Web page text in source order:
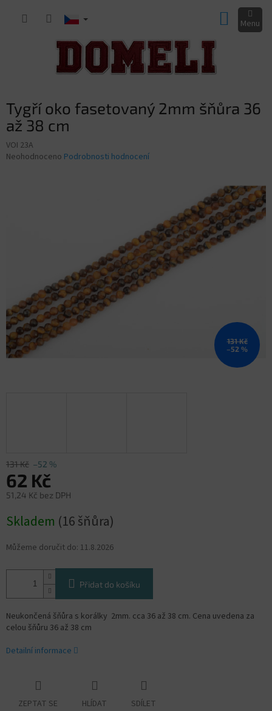
KOŠÍK
Tygří oko fasetovaný 2mm šňůra 36
až 38 cm
VOI 23A
Průměrné
Neohodnoceno Podrobnosti hodnocení
131 Kč
–52 %
131 Kč –52 %
62 Kč
51,24 Kč bez DPH
cena:
Skladem (16 šňůra)
Můžeme doručit do: 11.8.2026
Přidat do košíku
Neukončená šňůra s korálky 2mm. cca 36 až 38 cm. Cena uvedena za
celou šňůru 36 až 38 cm
Detailní informace
ZEPTAT SE HLÍDAT SDÍLET